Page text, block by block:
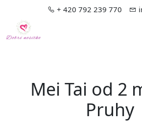
+ 420 792 239 770
Mei Tai od 2
Pruhy